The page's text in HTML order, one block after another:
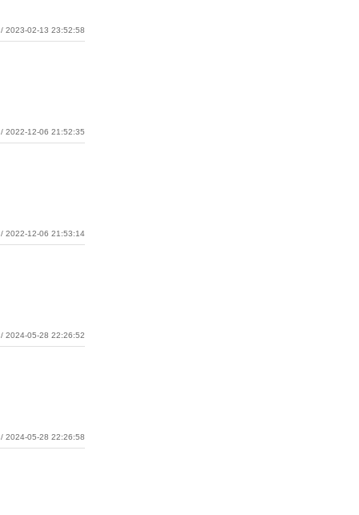
/ 2023-02-13 23:52:58
/ 2022-12-06 21:52:35
/ 2022-12-06 21:53:14
/ 2024-05-28 22:26:52
/ 2024-05-28 22:26:58